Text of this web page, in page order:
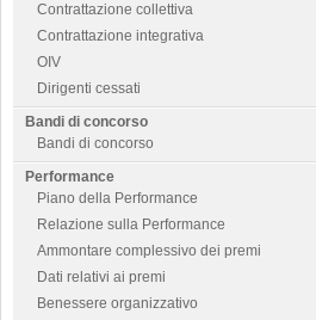
Contrattazione collettiva
Contrattazione integrativa
OIV
Dirigenti cessati
Bandi di concorso
Bandi di concorso
Performance
Piano della Performance
Relazione sulla Performance
Ammontare complessivo dei premi
Dati relativi ai premi
Benessere organizzativo